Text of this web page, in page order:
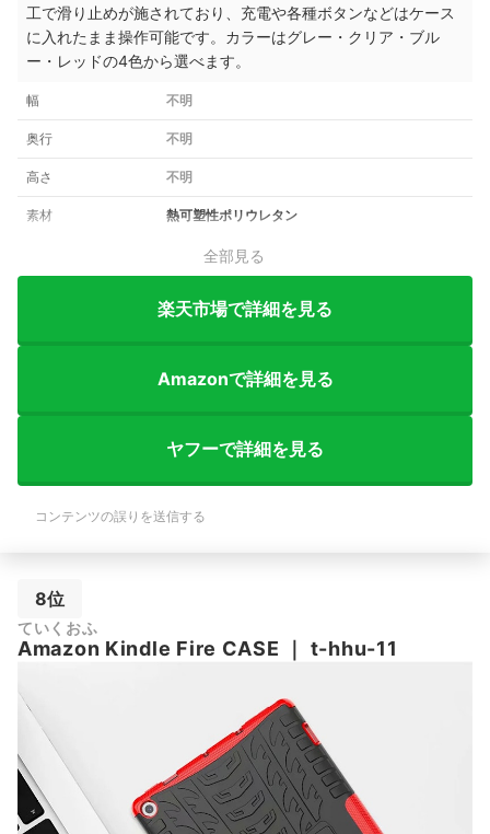
工で滑り止めが施されており、充電や各種ボタンなどはケース
に入れたまま操作可能です。カラーはグレー・クリア・ブル
ー・レッドの4色から選べます。
幅 不明
奥行 不明
高さ 不明
素材 熱可塑性ポリウレタン
全部見る
楽天市場で詳細を見る
Amazonで詳細を見る
ヤフーで詳細を見る
コンテンツの誤りを送信する
8位
ていくおふ
Amazon Kindle Fire CASE t-hhu-11